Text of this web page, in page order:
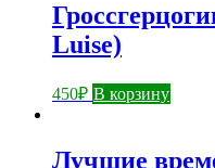
Luise)
450₽ В корзину
Лучшие